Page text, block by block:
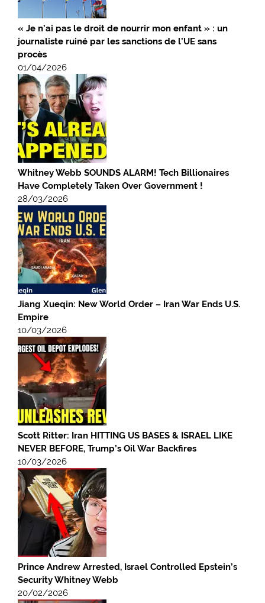
« Je n’ai pas le droit de nourrir mon enfant » : un
journaliste ruiné par les sanctions de l’UE sans
procès
01/04/2026
Whitney Webb SOUNDS ALARM! Tech Billionaires
Have Completely Taken Over Government !
28/03/2026
Jiang Xueqin: New World Order – Iran War Ends U.S.
Empire
10/03/2026
Scott Ritter: Iran HITTING US BASES & ISRAEL LIKE
NEVER BEFORE, Trump’s Oil War Backfires
10/03/2026
Prince Andrew Arrested, Israel Controlled Epstein’s
Security Whitney Webb
20/02/2026